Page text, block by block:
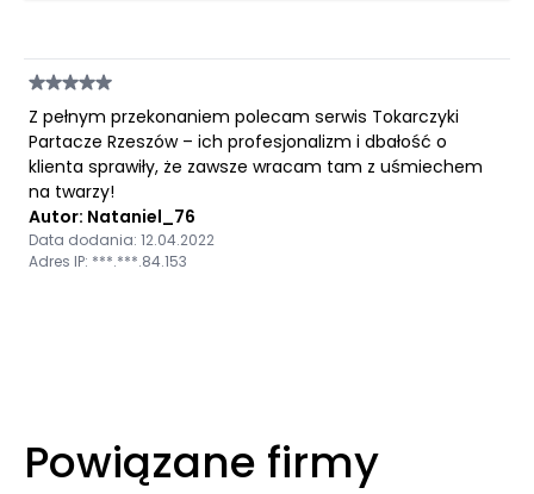
Z pełnym przekonaniem polecam serwis Tokarczyki
Partacze Rzeszów – ich profesjonalizm i dbałość o
klienta sprawiły, że zawsze wracam tam z uśmiechem
na twarzy!
Autor: Nataniel_76
Data dodania: 12.04.2022
Adres IP: ***.***.84.153
Powiązane firmy